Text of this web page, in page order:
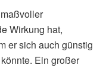
Wirkung hat,
er sich auch günstig
Ein großer